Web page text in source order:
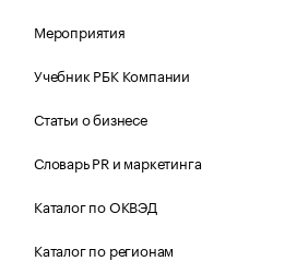
Мероприятия
Учебник РБК Компании
Статьи о бизнесе
Словарь PR и маркетинга
Каталог по ОКВЭД
Каталог по регионам